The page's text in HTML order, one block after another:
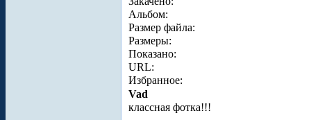
Альбом:
Размер файла:
Размеры:
Показано:
URL:
Избранное:
Vad
классная фотка!!!